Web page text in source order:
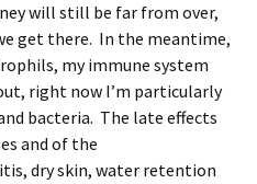
will still be far from over,
get there. In the meantime,
my immune system
right now I’m particularly
bacteria. The late effects
and of the
dry skin, water retention